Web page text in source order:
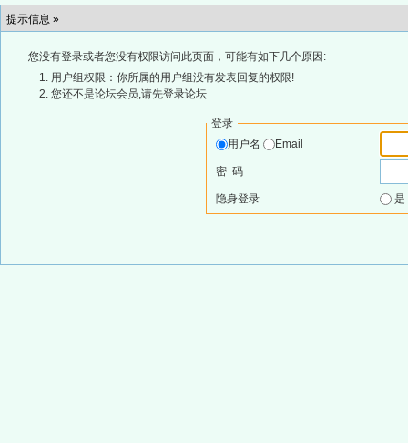
提示信息 »
您没有登录或者您没有权限访问此页面，可能有如下几个原因:
用户组权限：你所属的用户组没有发表回复的权限!
您还不是论坛会员,请先登录论坛
登录
用户名
Email
密 码
隐身登录